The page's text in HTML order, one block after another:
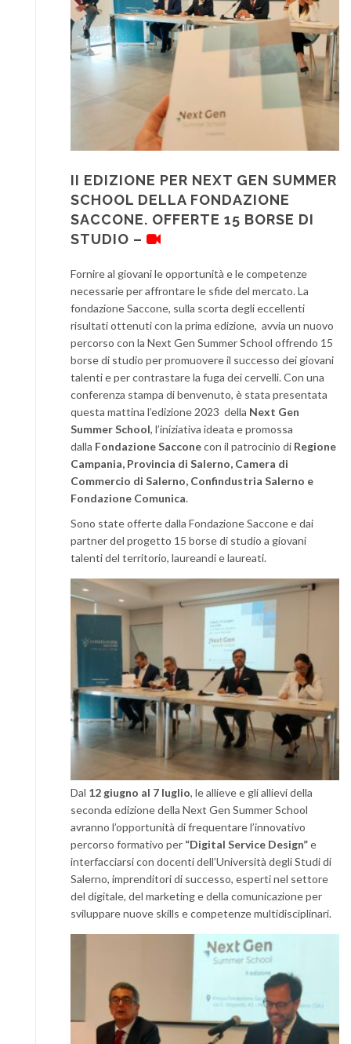
II EDIZIONE PER NEXT GEN SUMMER
SCHOOL DELLA FONDAZIONE
SACCONE. OFFERTE 15 BORSE DI
STUDIO –
Fornire al giovani le opportunità e le competenze
necessarie per affrontare le sfide del mercato. La
fondazione Saccone, sulla scorta degli eccellenti
risultati ottenuti con la prima edizione, avvia un nuovo
percorso con la Next Gen Summer School offrendo 15
borse di studio per promuovere il successo dei giovani
talenti e per contrastare la fuga dei cervelli. Con una
conferenza stampa di benvenuto, è stata presentata
questa mattina l’edizione 2023 della Next Gen
Summer School, l’iniziativa ideata e promossa
dalla Fondazione Sacconecon il patrocinio di Regione
Campania, Provincia di Salerno, Camera di
Commercio di Salerno, Confindustria Salerno e
Fondazione Comunica.
Sono state offerte dalla Fondazione Saccone e dai
partner del progetto 15 borse di studio a giovani
talenti del territorio, laureandi e laureati.
Dal 12 giugno al 7 luglio, le allieve e gli allievi della
seconda edizione della Next Gen Summer School
avranno l’opportunità di frequentare l’innovativo
percorso formativo per “Digital Service Design”e
interfacciarsi con docenti dell’Università degli Studi di
Salerno, imprenditori di successo, esperti nel settore
del digitale, del marketing e della comunicazione per
sviluppare nuove skills e competenze multidisciplinari.